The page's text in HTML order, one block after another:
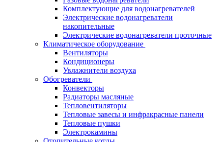
Комплектующие для водонагревателей
Электрические водонагреватели
накопительные
Электрические водонагреватели проточные
Климатическое оборудование
Вентиляторы
Кондиционеры
Увлажнители воздуха
Обогреватели
Конвекторы
Радиаторы масляные
Тепловентиляторы
Тепловые завесы и инфракрасные панели
Тепловые пушки
Электрокамины